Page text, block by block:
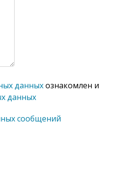
данныхознакомлен и
данных
сообщений